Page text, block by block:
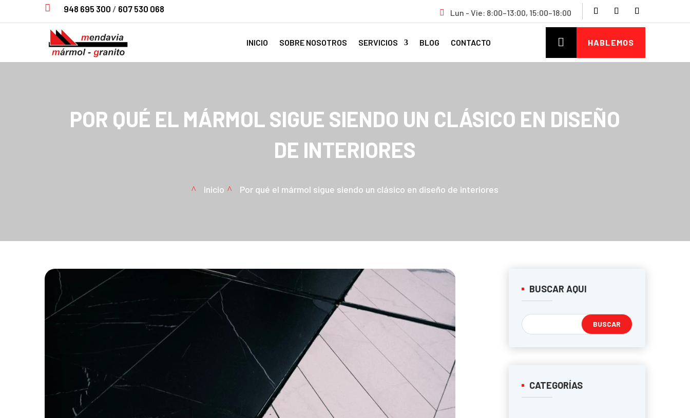
 948 695 300 / 607 530 068 Lun - Vie: 8:00–13:00, 15:00–18:00
INICIO SOBRE NOSOTROS SERVICIOS BLOG CONTACTO  HABLEMOS
POR QUÉ EL MÁRMOL SIGUE SIENDO UN CLÁSICO EN DISEÑO
DE INTERIORES
Inicio Por qué el mármol sigue siendo un clásico en diseño de interiores
BUSCAR AQUI
CATEGORÍAS